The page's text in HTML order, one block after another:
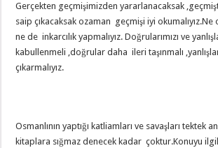
Gerçekten geçmişimizden yararlanacaksak
saip çıkacaksak ozaman geçmişi iyi okumalıyız.Ne
ne de inkarcılık yapmalıyız. Doğrularımızı ve
kabullenmeli ,doğrular daha ileri taşınmalı
çıkarmalıyız.
Osmanlının yaptığı katliamları ve savaşları tektek
kitaplara sığmaz denecek kadar çoktur.Konuyu